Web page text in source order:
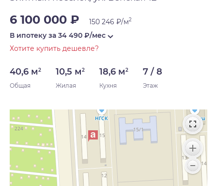
6 100 000 ₽ 150 246 ₽/м2
В ипотеку за 34 490 ₽/мес
Хотите купить дешевле?
40,6 м2
Общая
10,5 м2
Жилая
18,6 м2
Кухня
7 / 8
Этаж